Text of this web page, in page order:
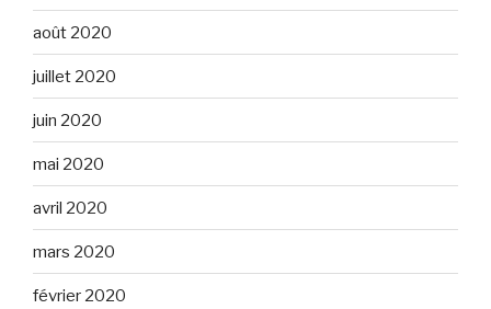
août 2020
juillet 2020
juin 2020
mai 2020
avril 2020
mars 2020
février 2020